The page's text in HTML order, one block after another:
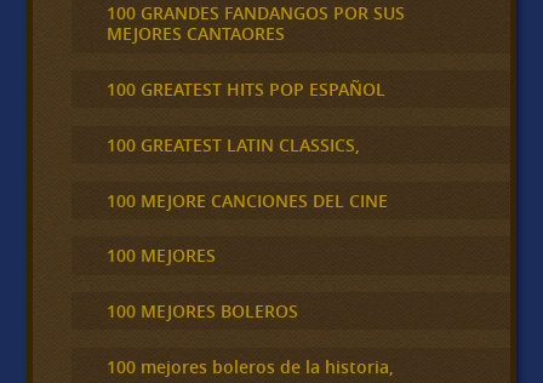
100 GRANDES FANDANGOS POR SUS
MEJORES CANTAORES
100 GREATEST HITS POP ESPAÑOL
100 GREATEST LATIN CLASSICS,
100 MEJORE CANCIONES DEL CINE
100 MEJORES
100 MEJORES BOLEROS
100 mejores boleros de la historia,